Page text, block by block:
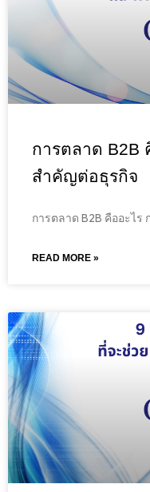
การตลาด B2B
สำคัญต่อธุรกิจ
การตลาด B2B คืออะไร
READ MORE »